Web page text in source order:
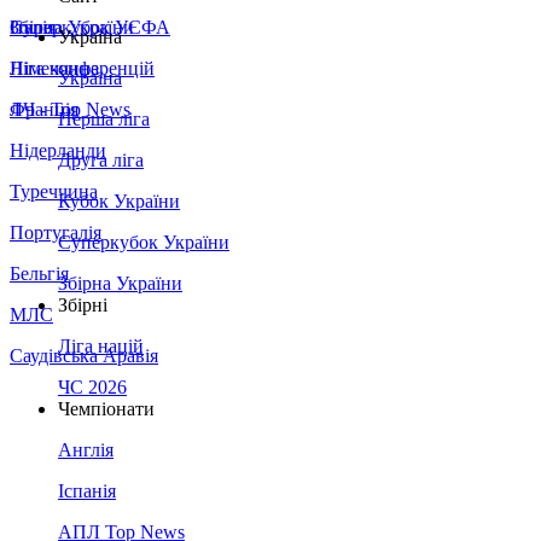
Збірна України
Італія
Німеччина
Франція
Нідерланди
Туреччина
Португалія
Бельгія
МЛС
Саудівська Аравія
Суперкубок УЄФА
Ліга конференцій
ЛЧ - Top News
Україна
Україна
Перша ліга
Друга ліга
Кубок України
Суперкубок України
Збірна України
Збірні
Ліга націй
ЧС 2026
Чемпіонати
Англія
Іспанія
АПЛ Top News